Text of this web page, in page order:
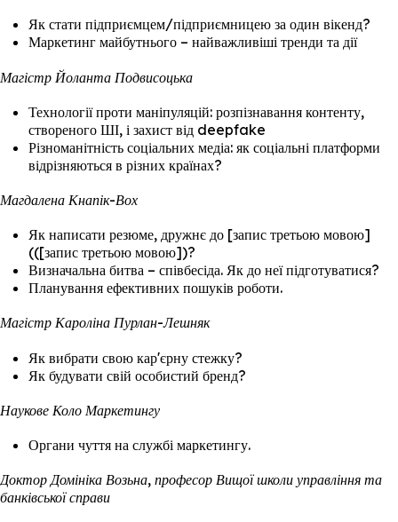
Як стати підприємцем/підприємницею за один вікенд?
Маркетинг майбутнього – найважливіші тренди та дії
Магістр Йоланта Подвисоцька
Технології проти маніпуляцій: розпізнавання контенту,
створеного ШІ, і захист від deepfake
Різноманітність соціальних медіа: як соціальні платформи
відрізняються в різних країнах?
Магдалена Кнапік-Вох
Як написати резюме, дружнє до [запис третьою мовою]
(([запис третьою мовою])?
Визначальна битва – співбесіда. Як до неї підготуватися?
Планування ефективних пошуків роботи.
Магістр Кароліна Пурлан-Лешняк
Як вибрати свою кар'єрну стежку?
Як будувати свій особистий бренд?
Наукове Коло Маркетингу
Органи чуття на службі маркетингу.
Доктор Домініка Возьна, професор Вищої школи управління та
банківської справи